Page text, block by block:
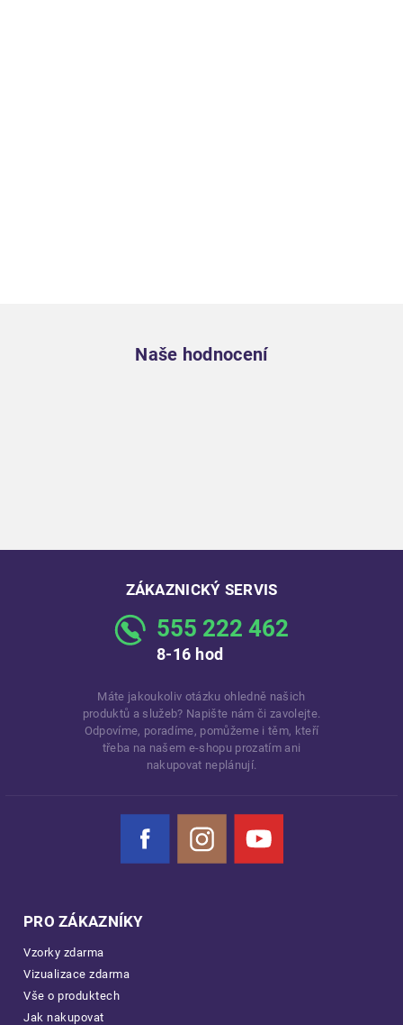
Naše hodnocení
ZÁKAZNICKÝ SERVIS
555 222 462
8-16 hod
Máte jakoukoliv otázku ohledně našich
produktů a služeb? Napište nám či zavolejte.
Odpovíme, poradíme, pomůžeme i těm, kteří
třeba na našem e-shopu prozatím ani
nakupovat neplánují.
Facebook Instagram YouTube
PRO ZÁKAZNÍKY
Vzorky zdarma
Vizualizace zdarma
Vše o produktech
Jak nakupovat